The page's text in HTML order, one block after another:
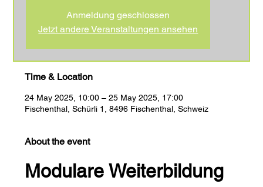
Anmeldung geschlossen
Jetzt andere Veranstaltungen ansehen
Time & Location
24 May 2025, 10:00 – 25 May 2025, 17:00
Fischenthal, Schürli 1, 8496 Fischenthal, Schweiz
About the event
Modulare Weiterbildung